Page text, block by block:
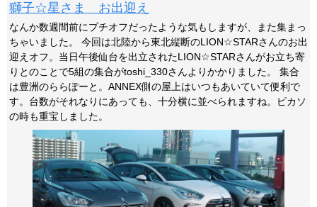
獅子☆星さま お出迎え
なんか数週間前にプチオフだったような気もしますが、また集まっ
ちゃいました。 今回は北陸から東北縦断のLION☆STARさんのお出
迎えオフ。当日午後仙台を出立されたLION☆STARさんがお立ち寄
りとのことで5組の集合がtoshi_330さんよりかかりました。 集合
は豊洲のららぽーと。ANNEX側の屋上はいつもあいていて便利で
す。台数がそれなりにあっても、十分横に並べられますね。ピカソ
の時も重宝しました。